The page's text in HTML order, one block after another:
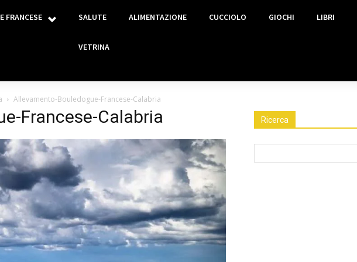
FRANCESE SALUTE ALIMENTAZIONE CUCCIOLO GIOCHI LIBRI
VETRINA
Allevamento-Bouledogue-Francese-Calabria
Francese-Calabria Ricerca